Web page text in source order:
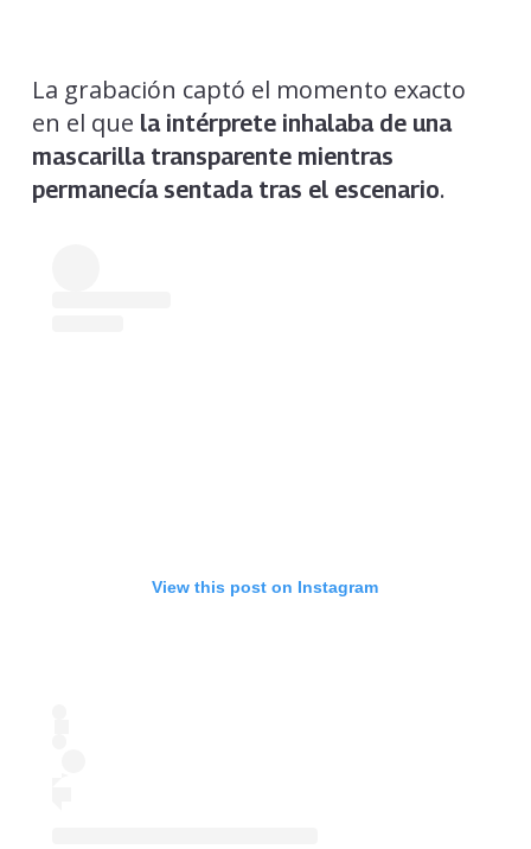
La grabación captó el momento exacto
en el que la intérprete inhalaba de una
mascarilla transparente mientras
permanecía sentada tras el escenario.
View this post on Instagram